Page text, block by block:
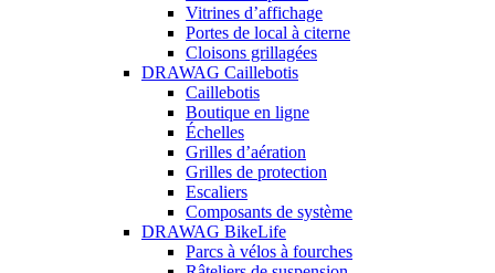
Vitrines d’affichage
Portes de local à citerne
Cloisons grillagées
DRAWAG Caillebotis
Caillebotis
Boutique en ligne
Échelles
Grilles d’aération
Grilles de protection
Escaliers
Composants de système
DRAWAG BikeLife
Parcs à vélos à fourches